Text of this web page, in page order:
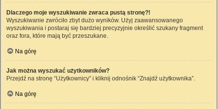
Dlaczego moje wyszukiwanie zwraca pustą stronę?!
Wyszukiwanie zwróciło zbyt dużo wyników. Użyj zaawansowanego
wyszukiwania i postaraj się bardziej precyzyjnie określić szukany fragment
oraz fora, które mają być przeszukane.
Na górę
Jak można wyszukać użytkowników?
Przejdź na stronę “Użytkownicy” i kliknij odnośnik “Znajdź użytkownika”.
Na górę